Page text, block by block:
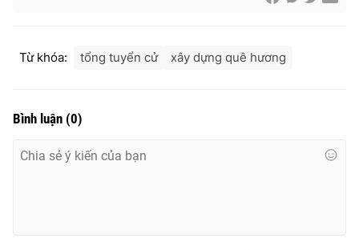
THỜI BÁO VTV
Từ khóa: tổng tuyển cử xây dựng quê hương
Bình luận (0)